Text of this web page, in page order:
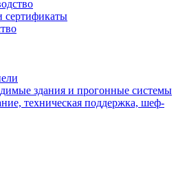
сертификаты
здания и прогонные системы
техническая поддержка, шеф-